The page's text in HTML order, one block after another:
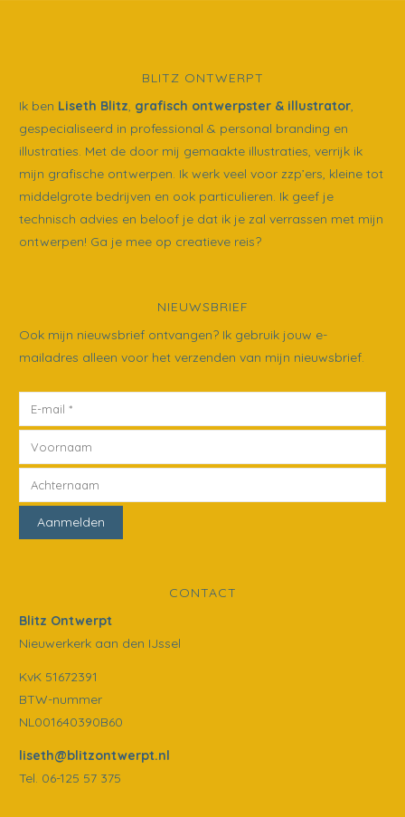
BLITZ ONTWERPT
Ik ben Liseth Blitz, grafisch ontwerpster & illustrator,
gespecialiseerd in professional & personal branding en
illustraties. Met de door mij gemaakte illustraties, verrijk ik
mijn grafische ontwerpen. Ik werk veel voor zzp’ers, kleine tot
middelgrote bedrijven en ook particulieren. Ik geef je
technisch advies en beloof je dat ik je zal verrassen met mijn
ontwerpen! Ga je mee op creatieve reis?
NIEUWSBRIEF
Ook mijn nieuwsbrief ontvangen? Ik gebruik jouw e-
mailadres alleen voor het verzenden van mijn nieuwsbrief.
CONTACT
Blitz Ontwerpt
Nieuwerkerk aan den IJssel
KvK 51672391
BTW-nummer
NL001640390B60
liseth@blitzontwerpt.nl
Tel. 06-125 57 375